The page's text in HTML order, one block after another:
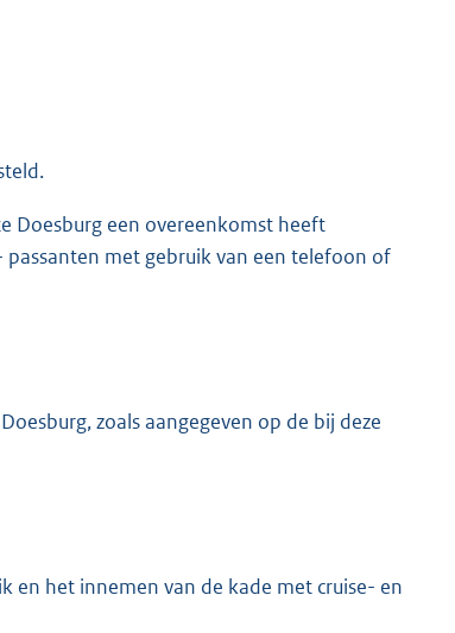
Doesburg een overeenkomst heeft
met gebruik van een telefoon of
zoals aangegeven op de bij deze
en het innemen van de kade met cruise- en